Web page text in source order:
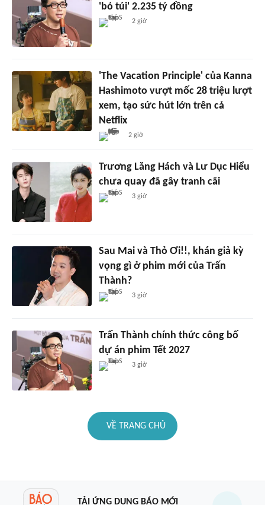
'bỏ túi' 2.235 tỷ đồng
2 giờ
'The Vacation Principle' của Kanna
Hashimoto vượt mốc 28 triệu lượt
xem, tạo sức hút lớn trên cả
Netflix
2 giờ
Trương Lăng Hách và Lư Dục Hiểu
chưa quay đã gây tranh cãi
3 giờ
Sau Mai và Thỏ Ơi!!, khán giả kỳ
vọng gì ở phim mới của Trấn
Thành?
3 giờ
Trấn Thành chính thức công bố
dự án phim Tết 2027
3 giờ
VỀ TRANG CHỦ
TẢI ỨNG DỤNG BÁO MỚI